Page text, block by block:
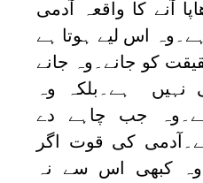
آنے کا واقعہ آدمی
اس لیے ہوتا ہے
کو جانے۔وہ جانے
نہیں ہے۔بلکہ وہ
جب چاہے دے
کی قوت اگر
کبھی اس سے نہ